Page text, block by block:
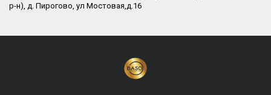
р-н), д. Пирогово, ул Мостовая,д.16​